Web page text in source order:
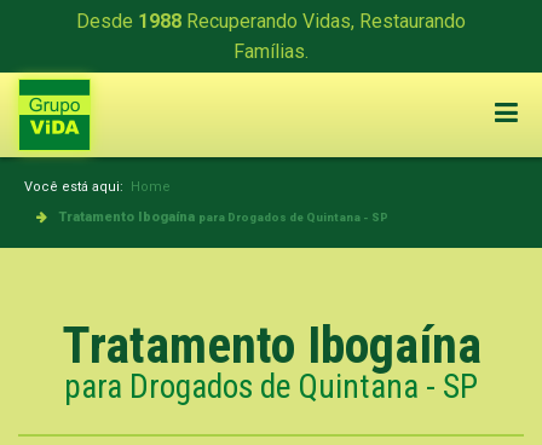
Desde 1988 Recuperando Vidas, Restaurando
Famílias.
Você está aqui: Home
Tratamento Ibogaína para Drogados de Quintana - SP
Tratamento Ibogaína
para Drogados de Quintana - SP